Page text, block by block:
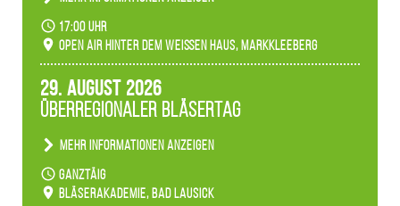
Becherlichter, Fackeln und Lichtinstallationen
verwandeln den agra-Park in einen farbigen
Märchenwald, der bei jedem Rundgang einen
Ambiente gibt es ein leuchtendes Konzert
unserer Fachbereiche.
17:00 Uhr
Open Air hinter dem weißen Haus, Markkleeberg
29. August 2026
Überregionaler Bläsertag
Mehr Informationen anzeigen
Teilnahme der Bläserklassen.
ganztäig
Bläserakademie, Bad Lausick